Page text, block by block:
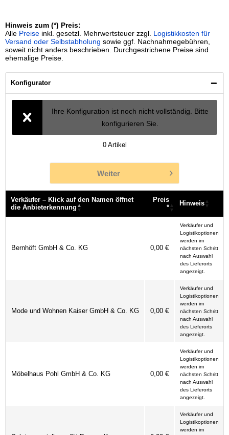
Hinweis zum (*) Preis:
Alle Preise inkl. gesetzl. Mehrwertsteuer zzgl. Logistikkosten für
Versand oder Selbstabholung sowie ggf. Nachnahmegebühren,
soweit nicht anders beschrieben. Durchgestrichene Preise sind
ehemalige Preise.
Konfigurator
Ihre Konfiguration ist noch nicht vollständig. Bitte
konfigurieren Sie.
0 Artikel
Weiter
Verkäufer – Klick auf den Namen öffnet
die Anbieterkennung
Preis
*
Hinweis
Bernhöft GmbH & Co. KG 0,00 €
Verkäufer und
Logistikoptionen
werden im
nächsten Schritt
nach Auswahl
des Lieferorts
angezeigt.
Mode und Wohnen Kaiser GmbH & Co. KG 0,00 €
Verkäufer und
Logistikoptionen
werden im
nächsten Schritt
nach Auswahl
des Lieferorts
angezeigt.
Möbelhaus Pohl GmbH & Co. KG 0,00 €
Verkäufer und
Logistikoptionen
werden im
nächsten Schritt
nach Auswahl
des Lieferorts
angezeigt.
Verkäufer und
Logistikoptionen
werden im